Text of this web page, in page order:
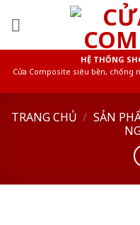
HỆ THỐNG
Cửa Composite siêu bền, chống
TRANG CHỦ / SẢN